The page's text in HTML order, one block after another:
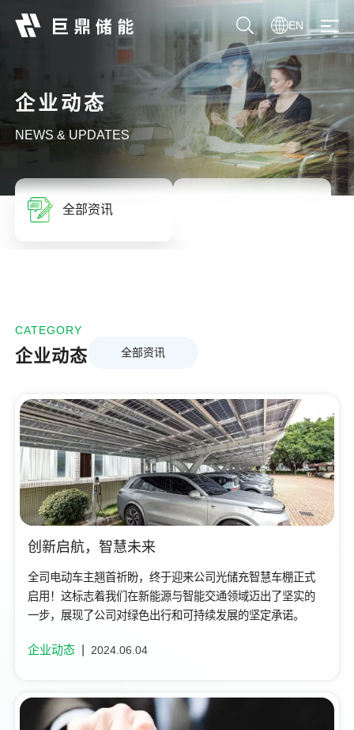
EN
企业动态
NEWS & UPDATES
全部资讯
CATEGORY
企业动态 全部资讯
创新启航，智慧未来
全司电动车主翘首祈盼，终于迎来公司光储充智慧车棚正式
启用！这标志着我们在新能源与智能交通领域迈出了坚实的
一步，展现了公司对绿色出行和可持续发展的坚定承诺。
企业动态 2024.06.04